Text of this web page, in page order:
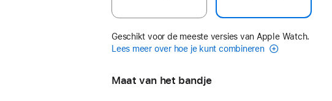
Geschikt voor de meeste versies van Apple Watch.
Lees meer over hoe je kunt combineren
Maat van het bandje